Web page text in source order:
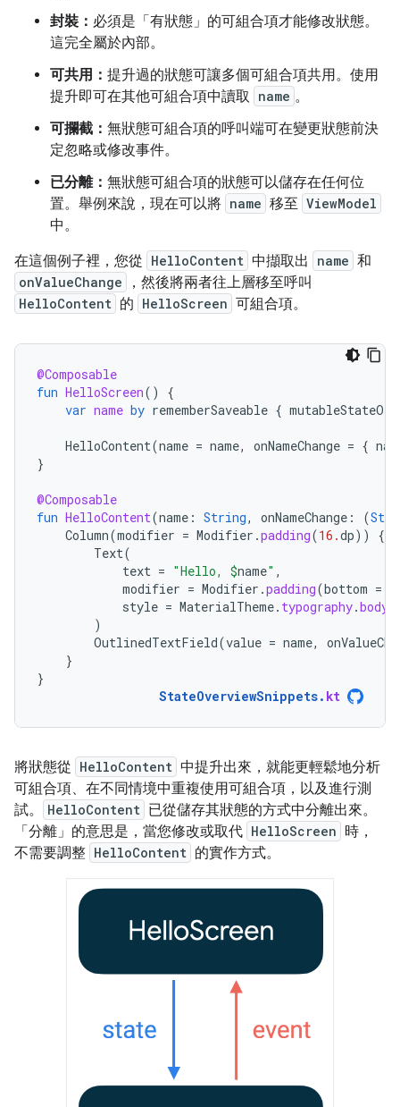
封裝： 必須是「有狀態」的可組合項才能修改狀態。
這完全屬於內部。
可共用： 提升過的狀態可讓多個可組合項共用。使用
提升即可在其他可組合項中讀取 name 。
可攔截： 無狀態可組合項的呼叫端可在變更狀態前決
定忽略或修改事件。
已分離： 無狀態可組合項的狀態可以儲存在任何位
置。舉例來說，現在可以將 name 移至 ViewModel
中。
在這個例子裡，您從 HelloContent 中擷取出 name 和
onValueChange ，然後將兩者往上層移至呼叫
HelloContent 的 HelloScreen 可組合項。
@Composable
fun HelloScreen()
{
var name by rememberSaveable { mutableStateOf
HelloContent(name = name, onNameChange = {
}
@Composable
fun HelloContent(name : String, onNameChange : (
Column(modifier = Modifier .padding(16.dp))
{
Text(
text = "Hello, $name" ,
modifier = Modifier .padding(bottom =
style = MaterialTheme. typography.
)
OutlinedTextField(value = name,
}
}
StateOverviewSnippets. kt
將狀態從 HelloContent 中提升出來，就能更輕鬆地分析
可組合項、在不同情境中重複使用可組合項，以及進行測
試。
HelloContent 已從儲存其狀態的方式中分離出來。
「分離」的意思是，當您修改或取代 HelloScreen 時，
不需要調整 HelloContent 的實作方式。